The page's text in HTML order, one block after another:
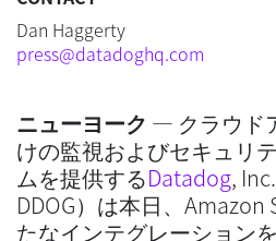
Dan Haggerty
press@datadoghq.com
ニューヨーク — クラウド
けの監視およびセキュリ
ムを提供するDatadog,
DDOG）は本日、
たなインテグレーション